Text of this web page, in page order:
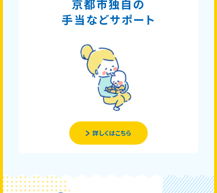
京都市独自の
手当などサポート
詳しくはこちら